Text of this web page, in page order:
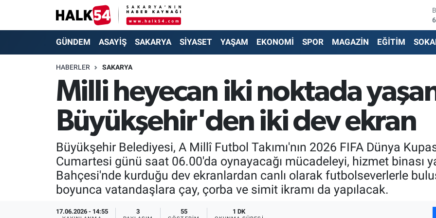
GÜNDEM ASAYİŞ SAKARYA SİYASET YAŞAM EKONOMİ SPOR MAGAZİN EĞİTİM
HABERLER SAKARYA
Milli heyecan iki noktada
Büyükşehir'den iki dev ekran
Büyükşehir Belediyesi, A Millî Futbol Takımı'nın 2026 FIFA Dünya
Cumartesi günü saat 06.00'da oynayacağı mücadeleyi, hizmet binası
Bahçesi'nde kurduğu dev ekranlardan canlı olarak futbolseverlerle
boyunca vatandaşlara çay, çorba ve simit ikramı da yapılacak.
17.06.2026 - 14:55 3 55 1 DK
GÜNDEM
SAKARYA
EKONOMİ
SOKAK RÖPORTAJLARI
Adapazarı Nöbetçi Eczaneler
Adapazarı Trafik Yoğunluk Haritası
Süper Lig Puan Durumu ve Fikstür
Son Dakika Haberleri
Haber Arşivi